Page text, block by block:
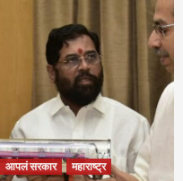
आपलं सरकार महाराष्ट्र